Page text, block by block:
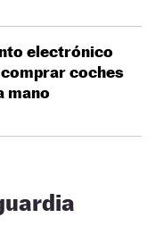
electrónico
coches
mano